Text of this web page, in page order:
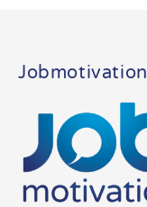
Jobmotivation